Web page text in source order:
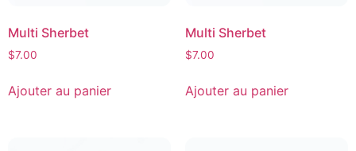
Multi Sherbet
$7.00
Ajouter au panier
Multi Sherbet
$7.00
Ajouter au panier